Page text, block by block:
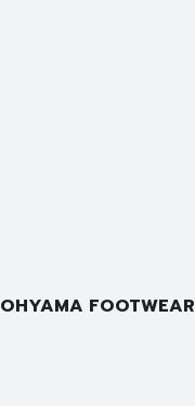
OHYAMA FOOTWEAR